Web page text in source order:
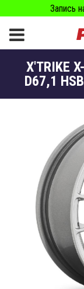
Запись
X'TRIKE
D67,1